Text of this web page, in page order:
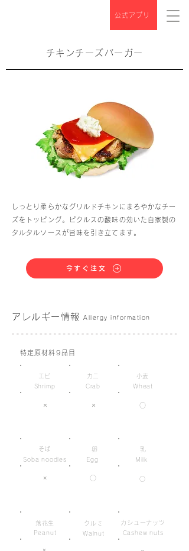
公式アプリ
チキンチーズバーガー
しっとり柔らかなグリルドチキンにまろやかなチー
ズをトッピング。ピクルスの酸味の効いた自家製の
タルタルソースが旨味を引き立てます。
今すぐ注文
アレルギー情報 Allergy information
特定原材料9品目
Shrimp
×
カニ
Crab
×
小麦
Wheat
○
エビ
そば
Soba noodles
×
Egg
○
Milk
○
卵 乳
Peanut
落花生
×
クルミ
Walnut
Cashew nuts
カシューナッツ